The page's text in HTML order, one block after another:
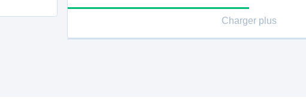
Charger plus